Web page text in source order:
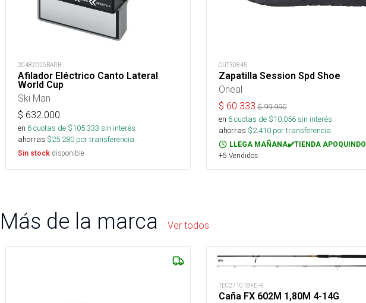
20482026BARB
Afilador Eléctrico Canto Lateral
World Cup
Ski Man
$ 632.000
en 6cuotas de $105.333 sin interés
ahorras $25.280 por transferencia.
Sin stock disponible
OUT30845
Zapatilla Session Spd Shoe
Oneal
$ 60.333 $99.990
en 6cuotas de $10.056sin interés
ahorras $2.410 por transferencia.
LLEGA MAÑANA✔️TIENDA APOQUINDO
+5 Vendidos
Más de la marca Ver todos
TEC271018FE-R
Caña FX 602M 1,80M 4-14G